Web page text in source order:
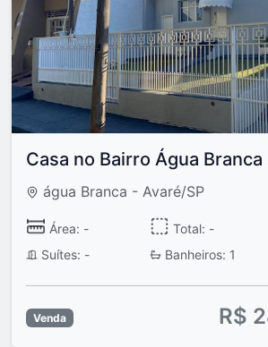
Casa no Bairro Água Branca
água Branca - Avaré/SP
Área: - Total: -
Suítes: -
Banheiros: 1
Venda R$